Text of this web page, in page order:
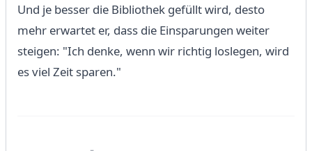
Und je besser die Bibliothek gefüllt wird, desto
mehr erwartet er, dass die Einsparungen weiter
steigen: "Ich denke, wenn wir richtig loslegen, wird
es viel Zeit sparen."